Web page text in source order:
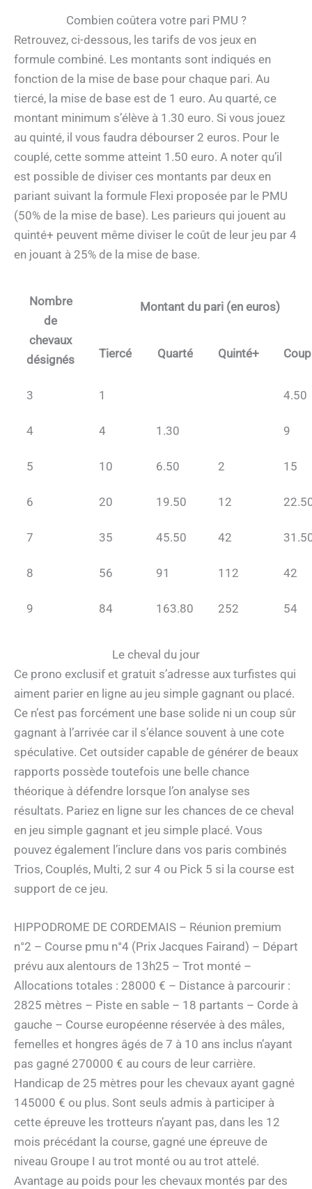
Combien coûtera votre pari PMU ?
Retrouvez, ci-dessous, les tarifs de vos jeux en
formule combiné. Les montants sont indiqués en
fonction de la mise de base pour chaque pari. Au
tiercé, la mise de base est de 1 euro. Au quarté, ce
montant minimum s’élève à 1.30 euro. Si vous jouez
au quinté, il vous faudra débourser 2 euros. Pour le
couplé, cette somme atteint 1.50 euro. A noter qu’il
est possible de diviser ces montants par deux en
pariant suivant la formule Flexi proposée par le PMU
(50% de la mise de base). Les parieurs qui jouent au
quinté+ peuvent même diviser le coût de leur jeu par 4
en jouant à 25% de la mise de base.
Nombre
de
chevaux
désignés
Montant du pari (en euros)
Tiercé Quarté Quinté+
3 1 4.50
4 4 1.30 9
5 10 6.50 2 15
6 20 19.50 12
7 35 45.50 42
8 56 91 112 42
9 84 163.80 252 54
Le cheval du jour
Ce prono exclusif et gratuit s’adresse aux turfistes qui
aiment parier en ligne au jeu simple gagnant ou placé.
Ce n’est pas forcément une base solide ni un coup sûr
gagnant à l’arrivée car il s’élance souvent à une cote
spéculative. Cet outsider capable de générer de beaux
rapports possède toutefois une belle chance
théorique à défendre lorsque l’on analyse ses
résultats. Pariez en ligne sur les chances de ce cheval
en jeu simple gagnant et jeu simple placé. Vous
pouvez également l’inclure dans vos paris combinés
Trios, Couplés, Multi, 2 sur 4 ou Pick 5 si la course est
support de ce jeu.
HIPPODROME DE CORDEMAIS – Réunion premium
n°2 – Course pmu n°4 (Prix Jacques Fairand) – Départ
prévu aux alentours de 13h25 – Trot monté –
Allocations totales : 28000 € – Distance à parcourir :
2825 mètres – Piste en sable – 18 partants – Corde à
gauche – Course européenne réservée à des mâles,
femelles et hongres âgés de 7 à 10 ans inclus n’ayant
pas gagné 270000 € au cours de leur carrière.
Handicap de 25 mètres pour les chevaux ayant gagné
145000 € ou plus. Sont seuls admis à participer à
cette épreuve les trotteurs n’ayant pas, dans les 12
mois précédant la course, gagné une épreuve de
niveau Groupe I au trot monté ou au trot attelé.
Avantage au poids pour les chevaux montés par des